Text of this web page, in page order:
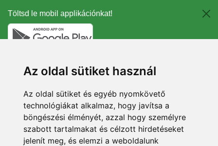
Töltsd le mobil applikációnkat!
Az oldal sütiket használ
Az oldal sütiket és egyéb nyomkövető
technológiákat alkalmaz, hogy javítsa a
böngészési élményét, azzal hogy személyre
szabott tartalmakat és célzott hirdetéseket
jelenít meg, és elemzi a weboldalunk